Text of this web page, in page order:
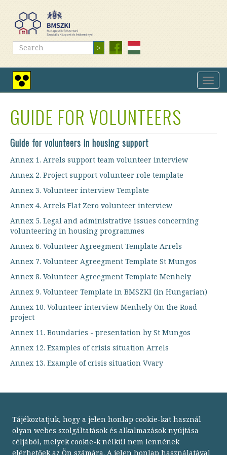
main
content
High
contrast
Search Search
GUIDE FOR VOLUNTEERS
Guide for volunteers in housing support
Annex 1. Arrels support team volunteer interview
Annex 2. Project support volunteer role template
Annex 3. Volunteer interview Template
Annex 4. Arrels Flat Zero volunteer interview
Annex 5. Legal and administrative issues concerning
volunteering in housing programmes
Annex 6. Volunteer Agreegment Template Arrels
Annex 7. Volunteer Agreegment Template St Mungos
Annex 8. Volunteer Agreegment Template Menhely
Annex 9. Volunteer Template in BMSZKI (in Hungarian)
Annex 10. Volunteer interview Menhely On the Road
project
Annex 11. Boundaries - presentation by St Mungos
Annex 12. Examples of crisis situation Arrels
Annex 13. Example of crisis situation Vvary
Tájékoztatjuk, hogy a jelen honlap cookie-kat használ
olyan webes szolgáltatások és alkalmazások nyújtása
céljából, melyek cookie-k nélkül nem lennének
elérhetőek az Ön számára. A jelen honlap használatával